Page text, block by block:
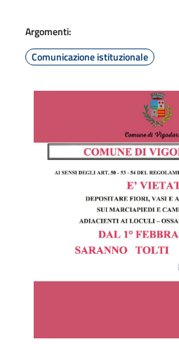
Argomenti:
Comunicazione istituzionale